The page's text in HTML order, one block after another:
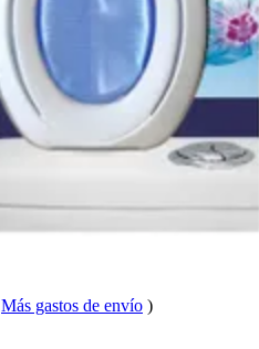
Más gastos de envío )